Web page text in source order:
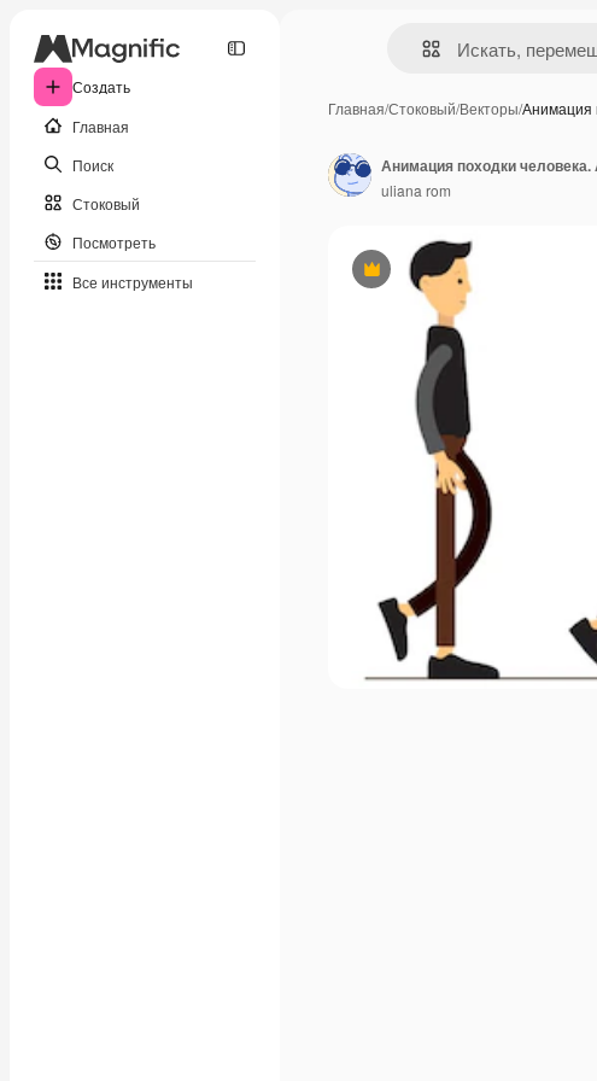
Создать
Главная
Поиск
Стоковый
Посмотреть
Все инструменты
Главная/Стоковый/Векторы/Анимация
Премиум
uliana rom